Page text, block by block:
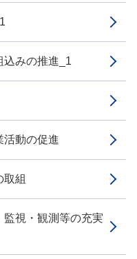
みの推進_1
動の促進
組
視・観測等の充実